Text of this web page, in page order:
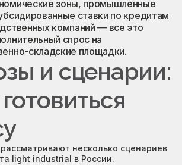
зоны, промышленные
ставки по кредитам
компаний — все это
спрос на
складские площадки.
и сценарии:
несколько сценариев
light industrial в России.